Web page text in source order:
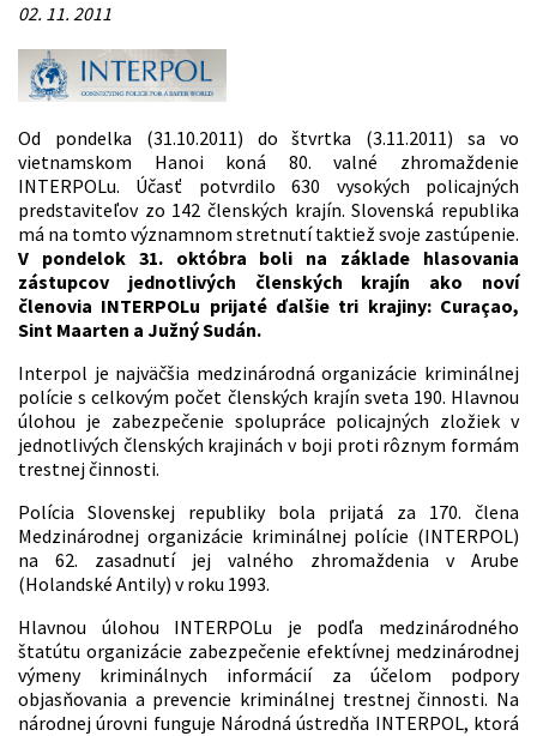
02. 11. 2011
Od pondelka (31.10.2011) do štvrtka (3.11.2011) sa vo
vietnamskom Hanoi koná 80. valné zhromaždenie
INTERPOLu. Účasť potvrdilo 630 vysokých policajných
predstaviteľov zo 142 členských krajín. Slovenská republika
má na tomto významnom stretnutí taktiež svoje zastúpenie.
V pondelok 31. októbra boli na základe hlasovania
zástupcov jednotlivých členských krajín ako noví
členovia INTERPOLu prijaté ďalšie tri krajiny: Curaçao,
Sint Maarten a Južný Sudán.
Interpol je najväčšia medzinárodná organizácie kriminálnej
polície s celkovým počet členských krajín sveta 190. Hlavnou
úlohou je zabezpečenie spolupráce policajných zložiek v
jednotlivých členských krajinách v boji proti rôznym formám
trestnej činnosti.
Polícia Slovenskej republiky bola prijatá za 170. člena
Medzinárodnej organizácie kriminálnej polície (INTERPOL)
na 62. zasadnutí jej valného zhromaždenia v Arube
(Holandské Antily) v roku 1993.
Hlavnou úlohou INTERPOLu je podľa medzinárodného
štatútu organizácie zabezpečenie efektívnej medzinárodnej
výmeny kriminálnych informácií za účelom podpory
objasňovania a prevencie kriminálnej trestnej činnosti. Na
národnej úrovni funguje Národná ústredňa INTERPOL, ktorá